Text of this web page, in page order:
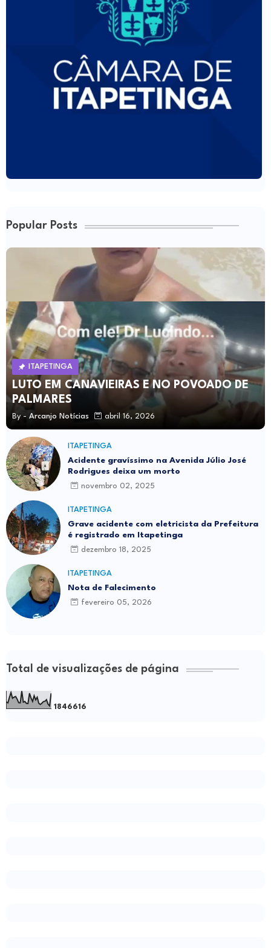
Popular Posts
ITAPETINGA
LUTO EM CANAVIEIRAS E NO POVOADO DE
PALMARES
By - Arcanjo Notícias abril 16, 2026
ITAPETINGA
Acidente gravíssimo na Avenida Júlio José
Rodrigues deixa um morto
novembro 02, 2025
ITAPETINGA
Grave acidente com eletricista da Prefeitura
é registrado em Itapetinga
dezembro 18, 2025
ITAPETINGA
Nota de Falecimento
fevereiro 05, 2026
Total de visualizações de página
1 84661 6